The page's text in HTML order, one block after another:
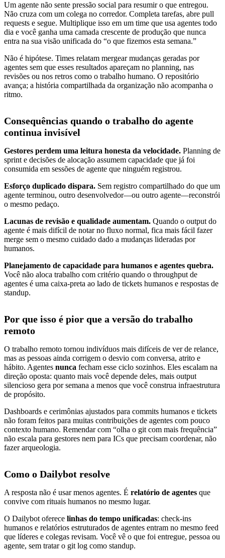
Um agente não sente pressão social para resumir o que entregou.
Não cruza com um colega no corredor. Completa tarefas, abre pull
requests e segue. Multiplique isso em um time que usa agentes todo
dia e você ganha uma camada crescente de produção que nunca
entra na sua visão unificada do “o que fizemos esta semana.”
Não é hipótese. Times relatam mergear mudanças geradas por
agentes sem que esses resultados apareçam no planning, nas
revisões ou nos retros como o trabalho humano. O repositório
avança; a história compartilhada da organização não acompanha o
ritmo.
Consequências quando o trabalho do agente
continua invisível
Gestores perdem uma leitura honesta da velocidade. Planning de
sprint e decisões de alocação assumem capacidade que já foi
consumida em sessões de agente que ninguém registrou.
Esforço duplicado dispara. Sem registro compartilhado do que um
agente terminou, outro desenvolvedor—ou outro agente—reconstrói
o mesmo pedaço.
Lacunas de revisão e qualidade aumentam. Quando o output do
agente é mais difícil de notar no fluxo normal, fica mais fácil fazer
merge sem o mesmo cuidado dado a mudanças lideradas por
humanos.
Planejamento de capacidade para humanos e agentes quebra.
Você não aloca trabalho com critério quando o throughput de
agentes é uma caixa-preta ao lado de tickets humanos e respostas de
standup.
Por que isso é pior que a versão do trabalho
remoto
O trabalho remoto tornou indivíduos mais difíceis de ver de relance,
mas as pessoas ainda corrigem o desvio com conversa, atrito e
hábito. Agentes nunca fecham esse ciclo sozinhos. Eles escalam na
direção oposta: quanto mais você depende deles, mais output
silencioso gera por semana a menos que você construa infraestrutura
de propósito.
Dashboards e cerimônias ajustados para commits humanos e tickets
não foram feitos para muitas contribuições de agentes com pouco
contexto humano. Remendar com “olha o git com mais frequência”
não escala para gestores nem para ICs que precisam coordenar, não
fazer arqueologia.
Como o Dailybot resolve
A resposta não é usar menos agentes. É relatório de agentes que
convive com rituais humanos no mesmo lugar.
O Dailybot oferece linhas do tempo unificadas: check-ins
humanos e relatórios estruturados de agentes entram no mesmo feed
que líderes e colegas revisam. Você vê o que foi entregue, pessoa ou
agente, sem tratar o git log como standup.